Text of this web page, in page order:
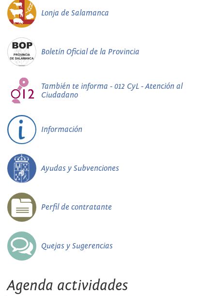
Lonja de Salamanca
Boletín Oficial de la Provincia
También te informa - 012 CyL - Atención al
Ciudadano
Información
Ayudas y Subvenciones
Perfil de contratante
Quejas y Sugerencias
Agenda actividades